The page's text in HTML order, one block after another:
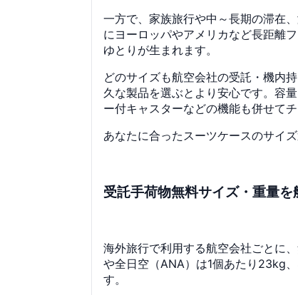
一方で、家族旅行や中～長期の滞在
にヨーロッパやアメリカなど長距離
ゆとりが生まれます。
どのサイズも航空会社の受託・機内
久な製品を選ぶとより安心です。容
ー付キャスターなどの機能も併せてチ
あなたに合ったスーツケースのサイ
受託手荷物無料サイズ・重量
海外旅行で利用する航空会社ごとに
や全日空（ANA）は1個あたり23kg
す。